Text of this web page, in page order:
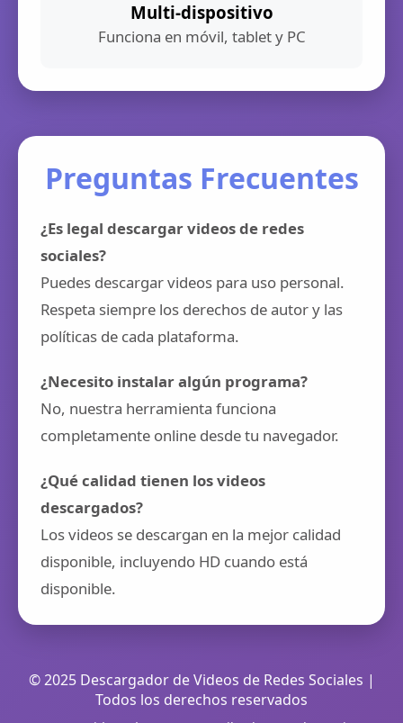
Multi-dispositivo
Funciona en móvil, tablet y PC
Preguntas Frecuentes
¿Es legal descargar videos de redes
sociales?
Puedes descargar videos para uso personal.
Respeta siempre los derechos de autor y las
políticas de cada plataforma.
¿Necesito instalar algún programa?
No, nuestra herramienta funciona
completamente online desde tu navegador.
¿Qué calidad tienen los videos
descargados?
Los videos se descargan en la mejor calidad
disponible, incluyendo HD cuando está
disponible.
© 2025 Descargador de Videos de Redes Sociales |
Todos los derechos reservados